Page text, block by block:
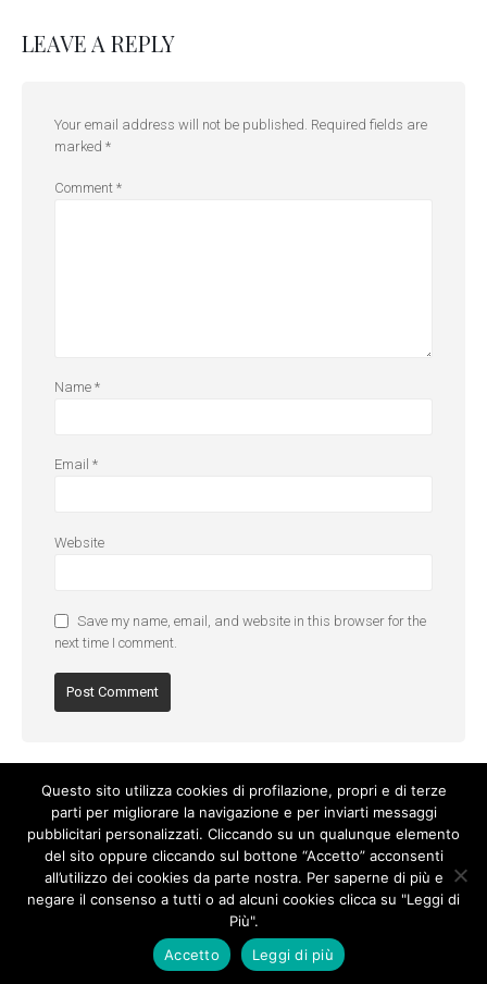
LEAVE A REPLY
Your email address will not be published. Required fields are
marked *
Comment *
Name *
Email *
Website
Save my name, email, and website in this browser for the
next time I comment.
Privacy Policy
© Copyright 2017. All Rights Reserved.
Questo sito utilizza cookies di profilazione, propri e di terze
parti per migliorare la navigazione e per inviarti messaggi
pubblicitari personalizzati. Cliccando su un qualunque elemento
del sito oppure cliccando sul bottone “Accetto” acconsenti
all’utilizzo dei cookies da parte nostra. Per saperne di più e
negare il consenso a tutti o ad alcuni cookies clicca su "Leggi di
Più".
Accetto
Leggi di più